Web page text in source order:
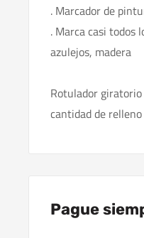
. Marcador de
. Marca casi todos
azulejos, madera
Rotulador
cantidad de
Pague